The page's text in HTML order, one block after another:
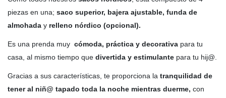
piezas en una; saco superior, bajera ajustable, funda de
almohada y relleno nórdico (opcional).
Es una prenda muy cómoda, práctica y decorativa para tu
casa, al mismo tiempo que divertida y estimulante para tu hij@.
Gracias a sus características, te proporciona la tranquilidad de
tener al niñ@ tapado toda la noche mientras duerme, con